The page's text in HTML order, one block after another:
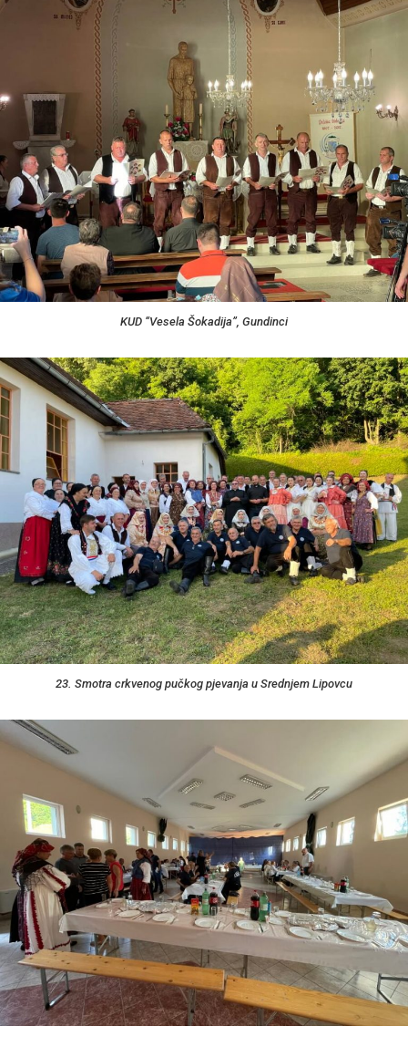
KUD “Vesela Šokadija”, Gundinci
23. Smotra crkvenog pučkog pjevanja u Srednjem Lipovcu